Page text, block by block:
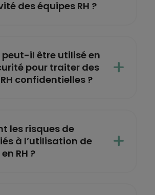
des équipes RH ?
peut-il être utilisé en
pour traiter des
confidentielles ?
les risques de
à l’utilisation de
RH ?